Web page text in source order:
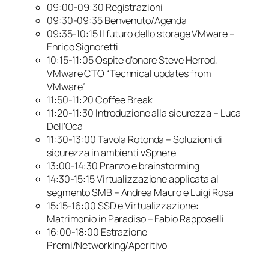
09:00-09:30 Registrazioni
09:30-09:35 Benvenuto/Agenda
09:35-10:15 Il futuro dello storage VMware –
Enrico Signoretti
10:15-11:05 Ospite d’onore Steve Herrod,
VMware CTO “Technical updates from
VMware”
11:50-11:20 Coffee Break
11:20-11:30 Introduzione alla sicurezza – Luca
Dell’Oca
11:30-13:00 Tavola Rotonda – Soluzioni di
sicurezza in ambienti vSphere
13:00-14:30 Pranzo e brainstorming
14:30-15:15 Virtualizzazione applicata al
segmento SMB – Andrea Mauro e Luigi Rosa
15:15-16:00 SSD e Virtualizzazione:
Matrimonio in Paradiso – Fabio Rapposelli
16:00-18:00 Estrazione
Premi/Networking/Aperitivo